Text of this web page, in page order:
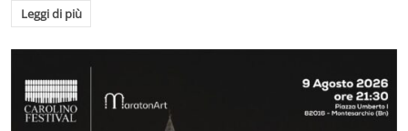
Leggi di più